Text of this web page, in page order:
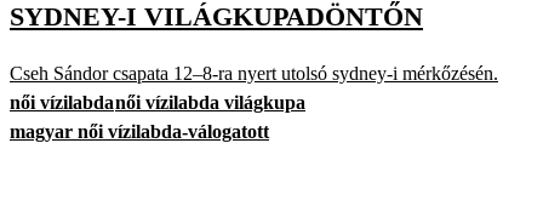
SYDNEY-I VILÁGKUPADÖNTŐN
Cseh Sándor csapata 12–8-ra nyert utolsó sydney-i mérkőzésén.
női vízilabdanői vízilabda világkupa
magyar női vízilabda-válogatott